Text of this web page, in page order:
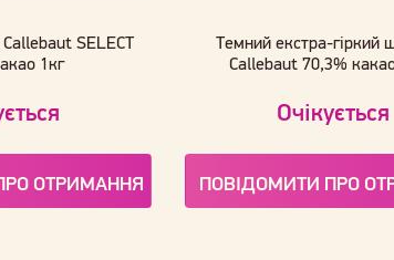
SELECT
1кг
ОТРИМАННЯ
Темний екстра-гіркий
Callebaut 70,3%
Очікується
ПОВІДОМИТИ ПРО